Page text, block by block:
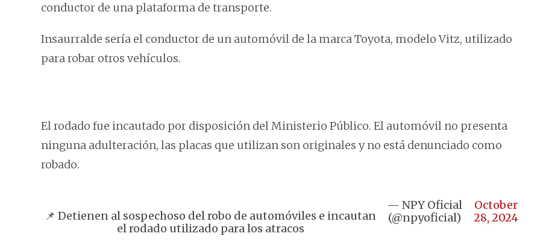
conductor de una plataforma de transporte.
Insaurralde sería el conductor de un automóvil de la marca Toyota, modelo Vitz, utilizado
para robar otros vehículos.
El rodado fue incautado por disposición del Ministerio Público. El automóvil no presenta
ninguna adulteración, las placas que utilizan son originales y no está denunciado como
robado.
📌 Detienen al sospechoso del robo de automóviles e incautan
el rodado utilizado para los atracos
— NPY Oficial
(@npyoficial)
October
28, 2024